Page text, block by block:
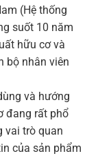
(Hệ thống
suốt 10 năm
hữu cơ và
bộ nhân viên
và hướng
đang rất phổ
vai trò quan
của sản phẩm